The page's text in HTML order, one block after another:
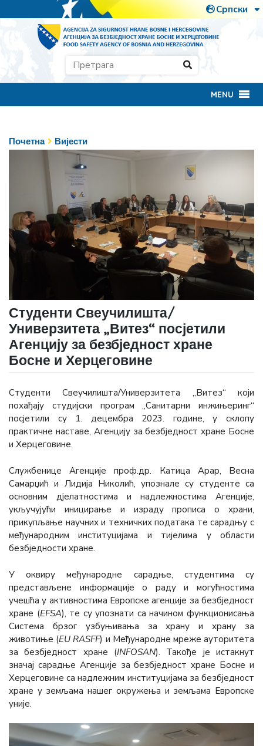
MENU
Почетна Вијести
Студенти Свеучилишта/
Универзитета „Витез“ посјетили
Агенцију за безбједност хране
Босне и Херцеговине
Студенти Свеучилишта/Универзитета „Витез“ који
похађају студијски програм „Санитарни инжињеринг“
посјетили су 1. децембра 2023. године, у склопу
практичне наставе, Агенцију за безбједност хране Босне
и Херцеговине.
Службенице Агенције проф.др. Катица Арар, Весна
Самарџић и Лидија Николић, упознале су студенте са
основним дјелатностима и надлежностима Агенције,
укључујући иницирање и израду прописа о храни,
прикупљање научних и техничких података те сарадњу с
међународним институцијама и тијелима у области
безбједности хране.
У оквиру међународне сарадње, студентима су
представљене информације о раду и могућностима
учешћа у активностима Европске агенције за безбједност
хране (ЕFSА), те су упознати са начином функционисања
Система брзог узбуњивања за храну и храну за
животиње (EU RASFF) и Међународне мреже ауторитета
за безбједност хране (INFOSAN). Такође је истакнут
значај сарадње Агенције за безбједност хране Босне и
Херцеговине са надлежним институцијама за безбједност
хране у земљама нашег окружења и земљама Европске
уније.